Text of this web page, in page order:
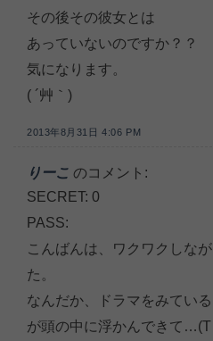
その後その彼女とは
あっていないのですか？？
気になります。
( ´艸｀)
2013年8月31日 4:06 PM
りーこ のコメント:
SECRET: 0
PASS:
こんばんは、ワクワクしな
た。
なんだか、ドラマをみてい
が頭の中に浮かんできて…(T